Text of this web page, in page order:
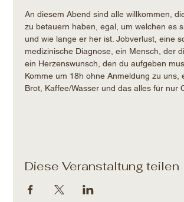
An diesem Abend sind alle willkommen,
zu betauern haben, egal, um welchen es
und wie lange er her ist. Jobverlust, eine
medizinische Diagnose, ein Mensch, der
ein Herzenswunsch, den du aufgeben
Komme um 18h ohne Anmeldung zu uns,
Brot, Kaffee/Wasser und das alles für nur
Diese Veranstaltung teilen